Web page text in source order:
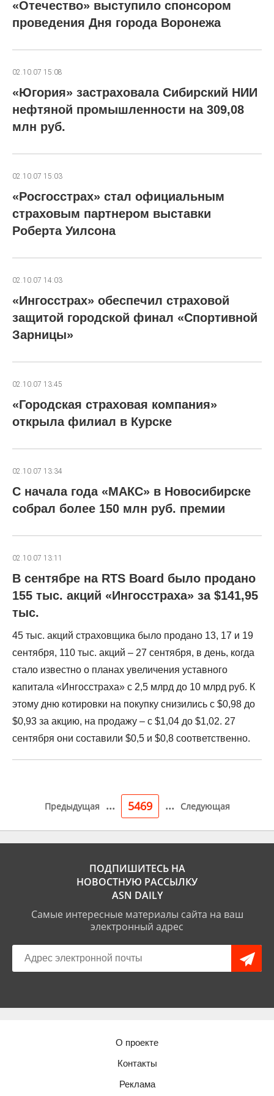
«Отечество» выступило спонсором
проведения Дня города Воронежа
02.10.07 15:08
«Югория» застраховала Сибирский НИИ
нефтяной промышленности на 309,08
млн руб.
02.10.07 15:03
«Росгосстрах» стал официальным
страховым партнером выставки
Роберта Уилсона
02.10.07 14:03
«Ингосстрах» обеспечил страховой
защитой городской финал «Спортивной
Зарницы»
02.10.07 13:45
«Городская страховая компания»
открыла филиал в Курске
02.10.07 13:34
С начала года «МАКС» в Новосибирске
собрал более 150 млн руб. премии
02.10.07 13:11
В сентябре на RTS Board было продано
155 тыс. акций «Ингосстраха» за $141,95
тыс.
45 тыс. акций страховщика было продано 13, 17 и 19
сентября, 110 тыс. акций – 27 сентября, в день, когда
стало известно о планах увеличения уставного
капитала «Ингосстраха» с 2,5 млрд до 10 млрд руб. К
этому дню котировки на покупку снизились с $0,98 до
$0,93 за акцию, на продажу – c $1,04 до $1,02. 27
сентября они составили $0,5 и $0,8 соответственно.
Предыдущая ... 5469 ... Следующая
ПОДПИШИТЕСЬ НА
НОВОСТНУЮ РАССЫЛКУ
ASN DAILY
Самые интересные материалы сайта на ваш
электронный адрес
О проекте
Контакты
Реклама